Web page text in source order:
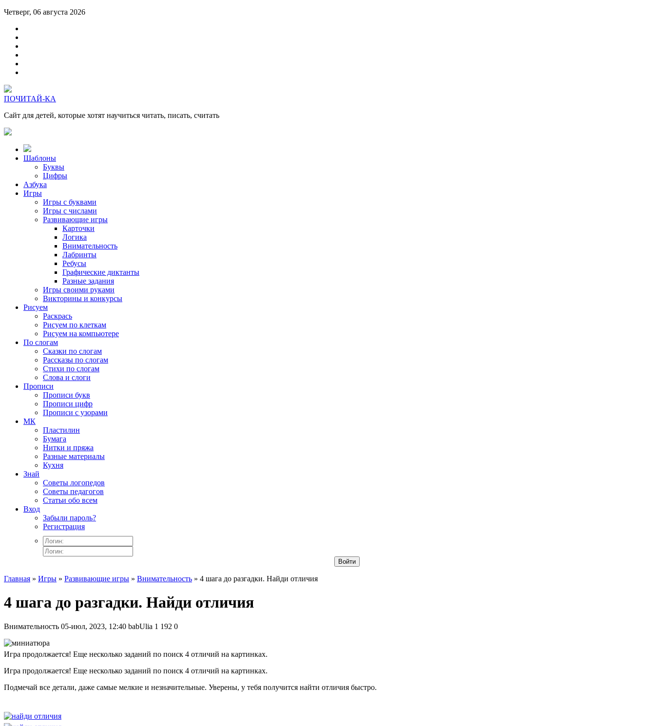
Четверг, 06 августа 2026
ПОЧИТАЙ-КА
Сайт для детей, которые хотят научиться читать, писать, считать
Шаблоны
Буквы
Цифры
Азбука
Игры
Игры с буквами
Игры с числами
Развивающие игры
Карточки
Логика
Внимательность
Лабринты
Ребусы
Графические диктанты
Разные задания
Игры своими руками
Викторины и конкурсы
Рисуем
Раскрась
Рисуем по клеткам
Рисуем на компьютере
По слогам
Сказки по слогам
Рассказы по слогам
Стихи по слогам
Слова и слоги
Прописи
Прописи букв
Прописи цифр
Прописи с узорами
МК
Пластилин
Бумага
Нитки и пряжа
Разные материалы
Кухня
Знай
Советы логопедов
Советы педагогов
Статьи обо всем
Вход
Забыли пароль?
Регистрация
Войти
Главная » Игры » Развивающие игры » Внимательность » 4 шага до разгадки. Найди отличия
4 шага до разгадки. Найди отличия
Внимательность 05-июл, 2023, 12:40 babUlia 1 192 0
Игра продолжается! Еще несколько заданий по поиск 4 отличий на картинках.
Игра продолжается! Еще несколько заданий по поиск 4 отличий на картинках.
Подмечай все детали, даже самые мелкие и незначительные. Уверены, у тебя получится найти отличия быстро.